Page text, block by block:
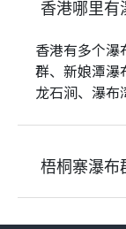
香港哪里有
香港有多个瀑
群、新娘潭瀑
龙石涧、瀑布
梧桐寨瀑布